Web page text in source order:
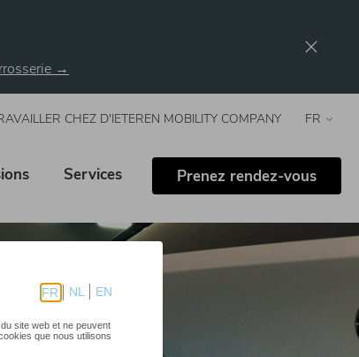
→
CHEZ D'IETEREN MOBILITY COMPANY
Select
Services Prenez rendez-vous